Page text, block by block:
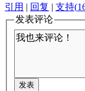
引用 | 回复 | 支持(
发表评论